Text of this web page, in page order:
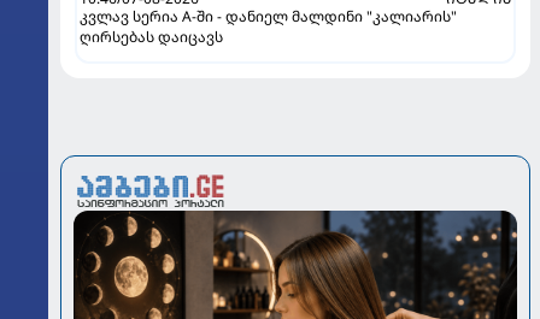
კვლავ სერია A-ში - დანიელ მალდინი "კალიარის"
ღირსებას დაიცავს